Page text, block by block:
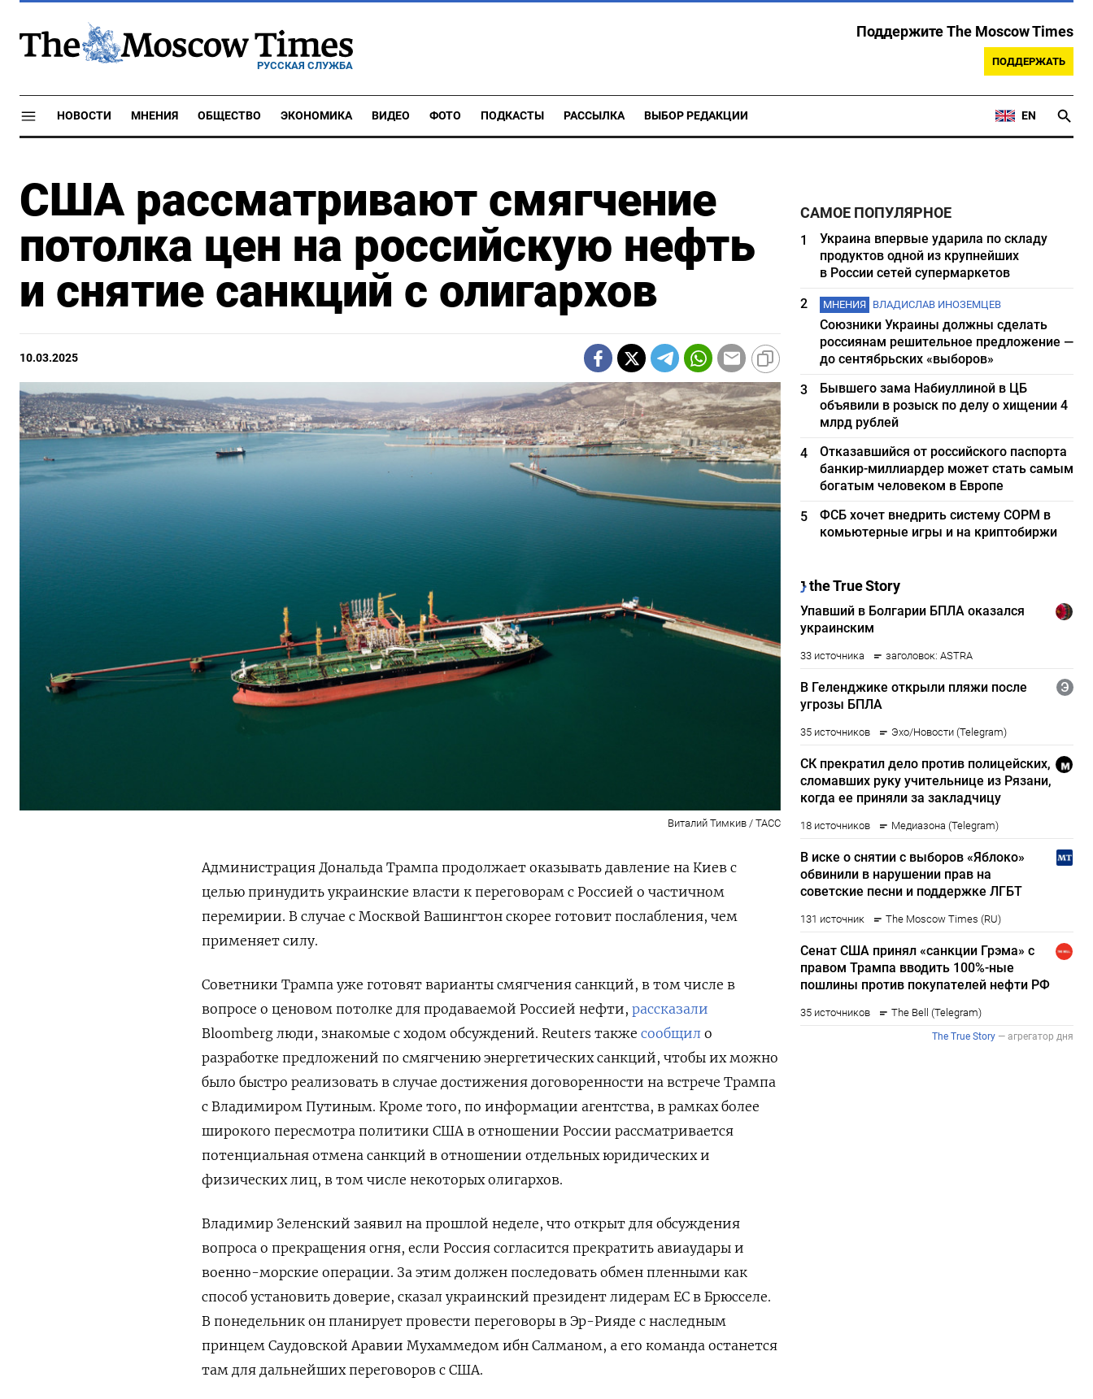
РУССКАЯ СЛУЖБА
Поддержите The Moscow Times
ПОДДЕРЖАТЬ
НОВОСТИ МНЕНИЯ ОБЩЕСТВО ЭКОНОМИКА ВИДЕО ФОТО ПОДКАСТЫ РАССЫЛКА ВЫБОР РЕДАКЦИИ EN
США рассматривают смягчение
потолка цен на российскую нефть
и снятие санкций с олигархов
10.03.2025
Виталий Тимкив / ТАСС
Администрация Дональда Трампа продолжает оказывать давление на Киев с
целью принудить украинские власти к переговорам с Россией о частичном
перемирии. В случае с Москвой Вашингтон скорее готовит послабления, чем
применяет силу.
Советники Трампа уже готовят варианты смягчения санкций, в том числе в
вопросе о ценовом потолке для продаваемой Россией нефти, рассказали
Bloomberg люди, знакомые с ходом обсуждений. Reuters также сообщил о
разработке предложений по смягчению энергетических санкций, чтобы их можно
было быстро реализовать в случае достижения договоренности на встрече Трампа
с Владимиром Путиным. Кроме того, по информации агентства, в рамках более
широкого пересмотра политики США в отношении России рассматривается
потенциальная отмена санкций в отношении отдельных юридических и
физических лиц, в том числе некоторых олигархов.
Владимир Зеленский заявил на прошлой неделе, что открыт для обсуждения
вопроса о прекращения огня, если Россия согласится прекратить авиаудары и
военно-морские операции. За этим должен последовать обмен пленными как
способ установить доверие, сказал украинский президент лидерам ЕС в Брюсселе.
В понедельник он планирует провести переговоры в Эр-Рияде с наследным
принцем Саудовской Аравии Мухаммедом ибн Салманом, а его команда останется
там для дальнейших переговоров с США.
САМОЕ ПОПУЛЯРНОЕ
1
Украина впервые ударила по складу
продуктов одной из крупнейших
в России сетей супермаркетов
2
МНЕНИЯ ВЛАДИСЛАВ ИНОЗЕМЦЕВ
Союзники Украины должны сделать
россиянам решительное предложение —
до сентябрьских «выборов»
3
Бывшего зама Набиуллиной в ЦБ
объявили в розыск по делу о хищении 4
млрд рублей
4
Отказавшийся от российского паспорта
банкир-миллиардер может стать самым
богатым человеком в Европе
5
ФСБ хочет внедрить систему СОРМ в
комьютерные игры и на криптобиржи